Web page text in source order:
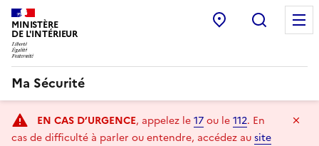
MINISTÈRE
DE L'INTÉRIEUR
Commissariat:
Ma Sécurité
principaleEN CAS D’URGENCE, appelez le17ou le112. En
cas de difficulté à parler ou entendre, accédez ausite